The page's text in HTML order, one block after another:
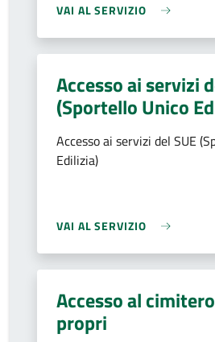
VAI AL SERVIZIO
Accesso ai servizi
(Sportello Unico
Accesso ai servizi del SUE
Edilizia)
VAI AL SERVIZIO
Accesso al
propri